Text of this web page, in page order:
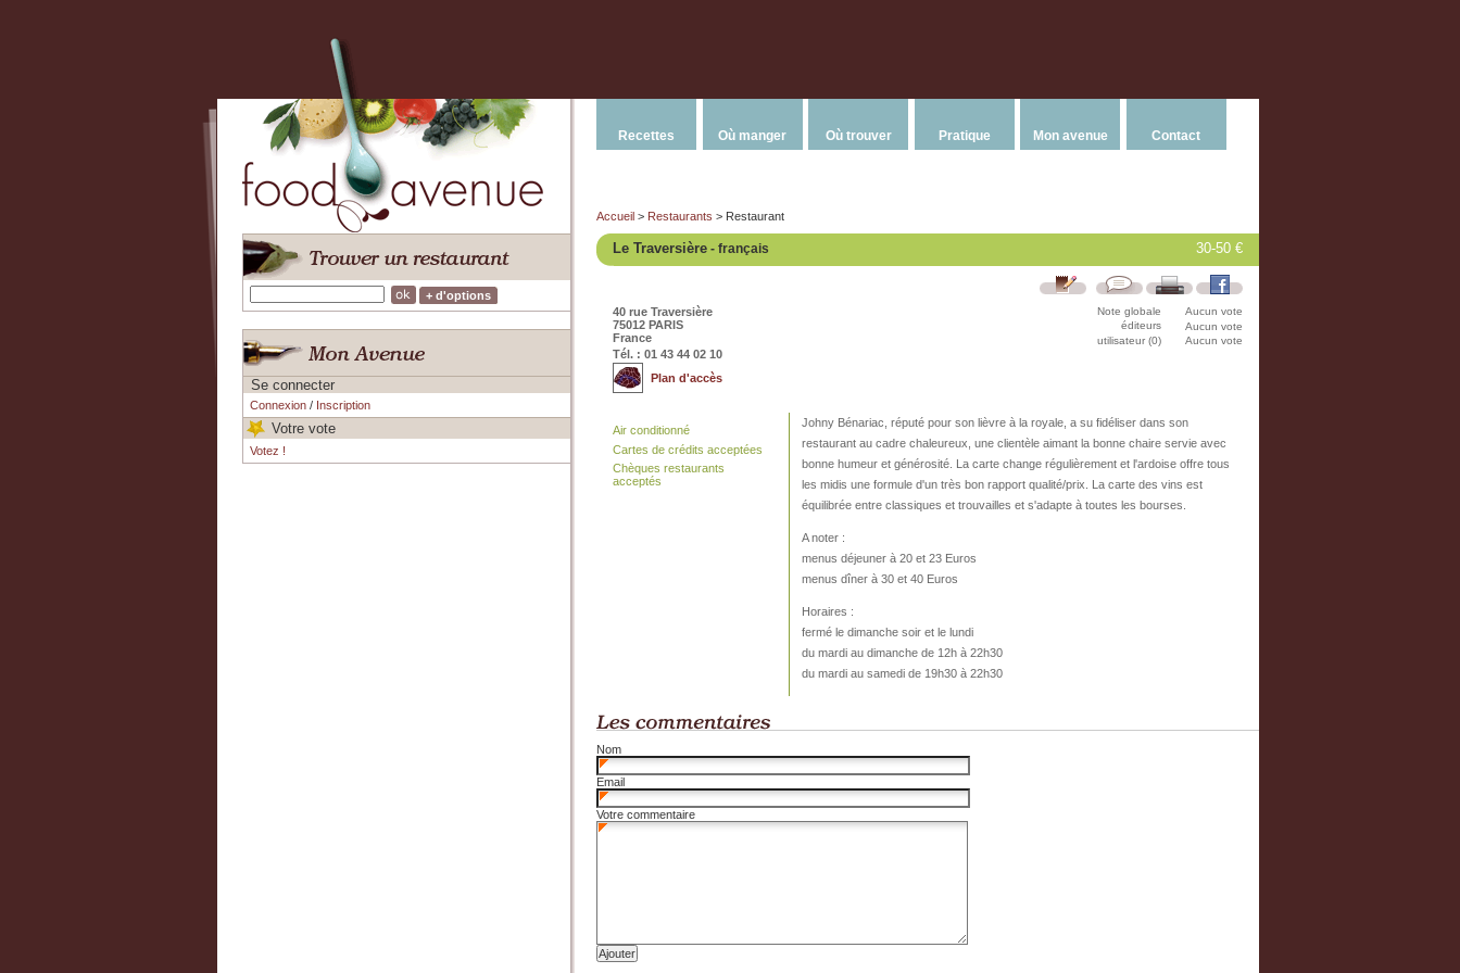
+ d'options
Se connecter
Connexion/ Inscription
Votre vote
Votez !
Recettes Où manger Où trouver Pratique Mon avenue Contact
Accueil > Restaurants > Restaurant
30-50 €
Le Traversière - français
Note globale
Aucun vote
éditeurs
Aucun vote
utilisateur (0)
Aucun vote
40 rue Traversière
75012 PARIS
France
Tél. : 01 43 44 02 10
Plan d'accès
Johny Bénariac, réputé pour son lièvre à la royale, a su fidéliser dans son
restaurant au cadre chaleureux, une clientèle aimant la bonne chaire servie avec
bonne humeur et générosité. La carte change régulièrement et l'ardoise offre tous
les midis une formule d'un très bon rapport qualité/prix. La carte des vins est
équilibrée entre classiques et trouvailles et s'adapte à toutes les bourses.
A noter :
menus déjeuner à 20 et 23 Euros
menus dîner à 30 et 40 Euros
Horaires :
fermé le dimanche soir et le lundi
du mardi au dimanche de 12h à 22h30
du mardi au samedi de 19h30 à 22h30
Air conditionné
Cartes de crédits acceptées
Chèques restaurants
acceptés
Nom
Email
Votre commentaire